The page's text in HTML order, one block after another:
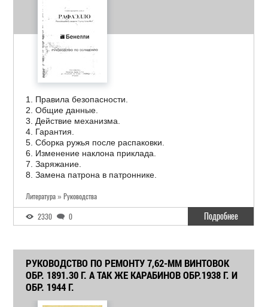
1. Правила безопасности.
2. Общие данные.
3. Действие механизма.
4. Гарантия.
5. Сборка ружья после распаковки.
6. Изменение наклона приклада.
7. Заряжание.
8. Замена патрона в патроннике.
Литература » Руководства
2330 0 Подробнее
РУКОВОДСТВО ПО РЕМОНТУ 7,62-ММ ВИНТОВОК
ОБР. 1891.30 Г. А ТАК ЖЕ КАРАБИНОВ ОБР.1938 Г. И
ОБР. 1944 Г.